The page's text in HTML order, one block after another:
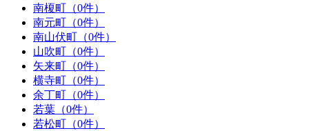
南榎町（0件）
南元町（0件）
南山伏町（0件）
山吹町（0件）
矢来町（0件）
横寺町（0件）
余丁町（0件）
若葉（0件）
若松町（0件）